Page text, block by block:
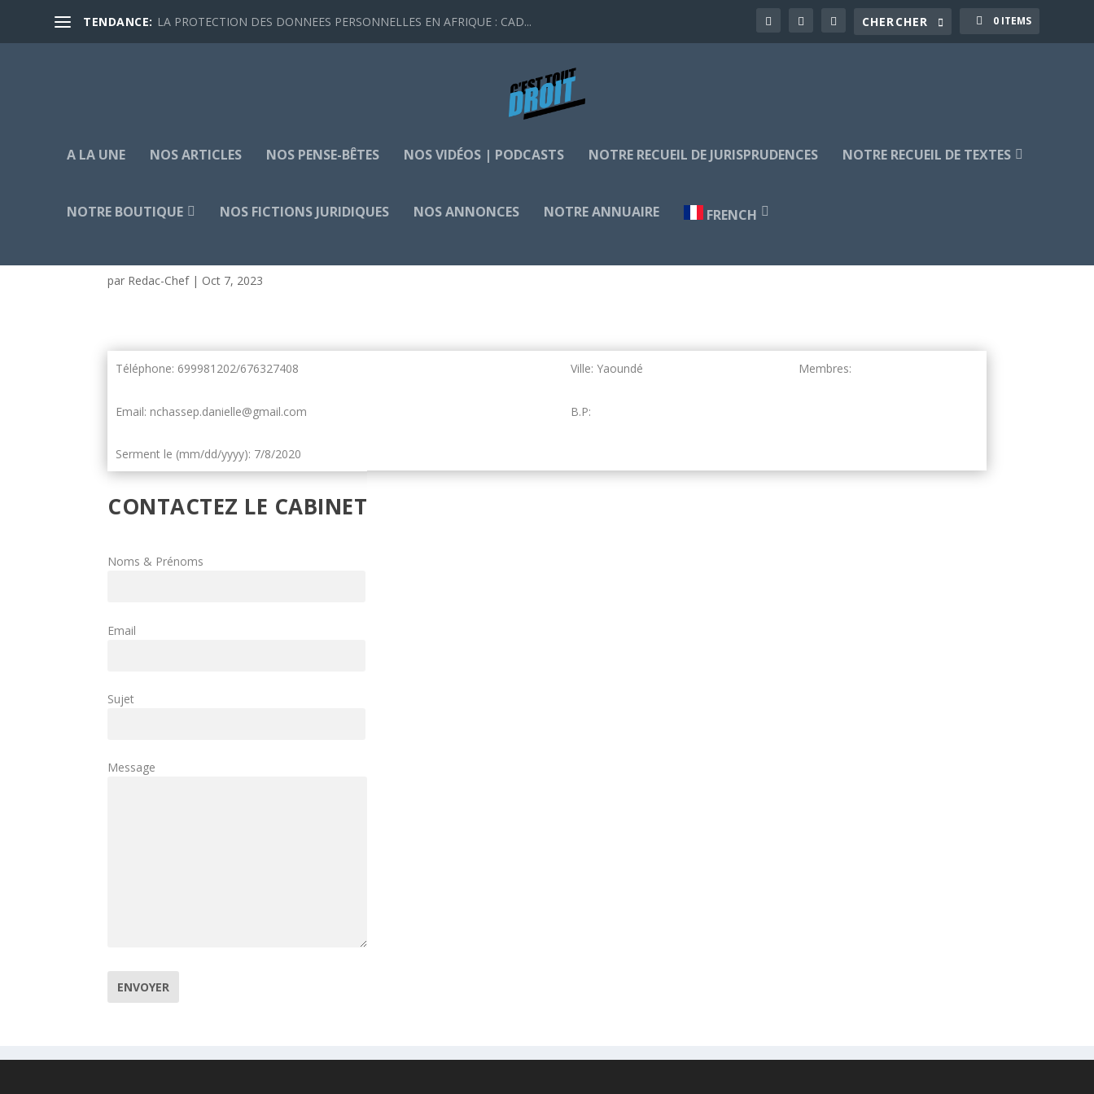
TENDANCE: LA PROTECTION DES DONNEES PERSONNELLES EN AFRIQUE : CAD... 0 ITEMS
A LA UNE NOS ARTICLES NOS PENSE-BÊTES NOS VIDÉOS | PODCASTS NOTRE RECUEIL DE JURISPRUDENCES NOTRE RECUEIL DE TEXTES
NOTRE BOUTIQUE NOS FICTIONS JURIDIQUES NOS ANNONCES NOTRE ANNUAIRE FRENCH
par Redac-Chef| Oct 7, 2023
Téléphone: 699981202/676327408
Email: nchassep.danielle@gmail.com
Serment le (mm/dd/yyyy): 7/8/2020
Ville: Yaoundé
B.P:
Membres:
CONTACTEZ LE CABINET
Noms & Prénoms
Email
Sujet
Message